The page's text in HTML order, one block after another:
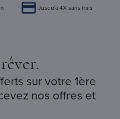
Jusqu'à 4X sans frais
sur votre 1ère
nos offres et